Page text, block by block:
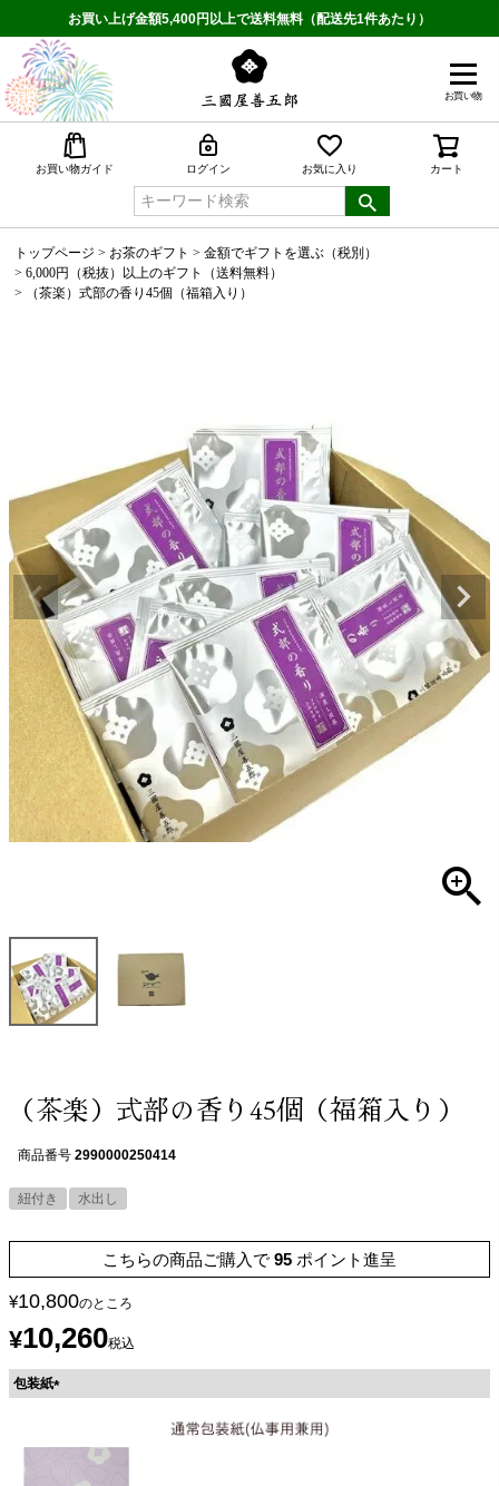
お買い上げ金額5,400円以上で送料無料（配送先1件あたり）
お買い物
お買い物ガイド ログイン お気に入り カート
トップページ お茶のギフト
金額でギフトを選ぶ（税別）
6,000円（税抜）以上のギフト（送料無料）
（茶楽）式部の香り45個（福箱入り）
（茶楽）式部の香り45個（福箱入り）
商品番号 2990000250414
紐付き 水出し
こちらの商品ご購入で 95 ポイント進呈
¥10,800のところ
¥10,260税込
包装紙
須